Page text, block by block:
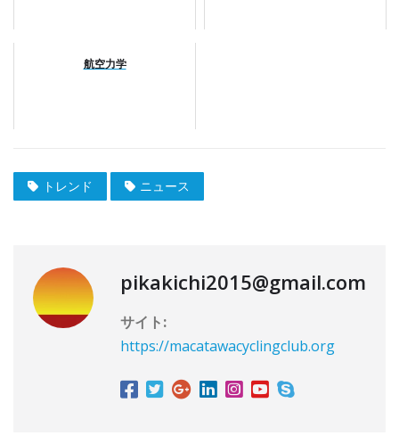
航空力学
トレンド ニュース
pikakichi2015@gmail.com
サイト:
https://macatawacyclingclub.org